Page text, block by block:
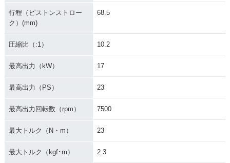
行程（ピストンストロー
ク）(mm)
68.5
圧縮比（:1） 10.2
最高出力（kW） 17
最高出力（PS） 23
最高出力回転数（rpm） 7500
最大トルク（N・m） 23
最大トルク（kgf･m） 2.3